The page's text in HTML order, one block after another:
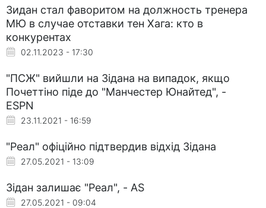
Зидан стал фаворитом на должность тренера
МЮ в случае отставки тен Хага: кто в
конкурентах
02.11.2023 - 17:30
"ПСЖ" вийшли на Зідана на випадок, якщо
Почеттіно піде до "Манчестер Юнайтед", -
ESPN
23.11.2021 - 16:59
"Реал" офіційно підтвердив відхід Зідана
27.05.2021 - 13:09
Зідан залишає "Реал", - AS
27.05.2021 - 09:04